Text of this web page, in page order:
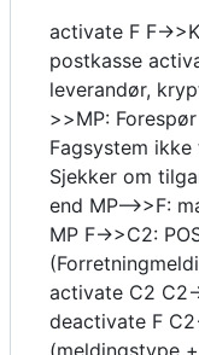
activate F F-
postkasse
leverandør,
>>MP:
Fagsystem ikke
Sjekker om
end MP-->>F:
MP F->>C2:
activate C2
deactivate F
(meldingstype